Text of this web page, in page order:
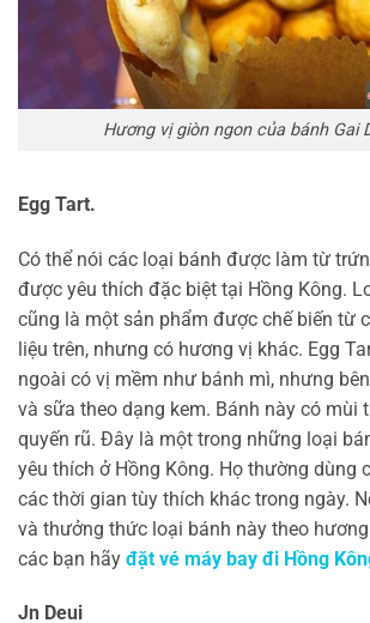
Hương vị giòn ngon của bánh Gai
Egg Tart.
Có thể nói các loại bánh được làm từ
được yêu thích đặc biệt tại Hồng Kông.
cũng là một sản phẩm được chế biến từ
liệu trên, nhưng có hương vị khác. Egg
ngoài có vị mềm như bánh mì, nhưng
và sữa theo dạng kem. Bánh này có mùi
quyến rũ. Đây là một trong những loại
yêu thích ở Hồng Kông. Họ thường dùng
các thời gian tùy thích khác trong ngày.
và thưởng thức loại bánh này theo
các bạn hãy đặt vé máy bay đi Hồng
Jn Deui